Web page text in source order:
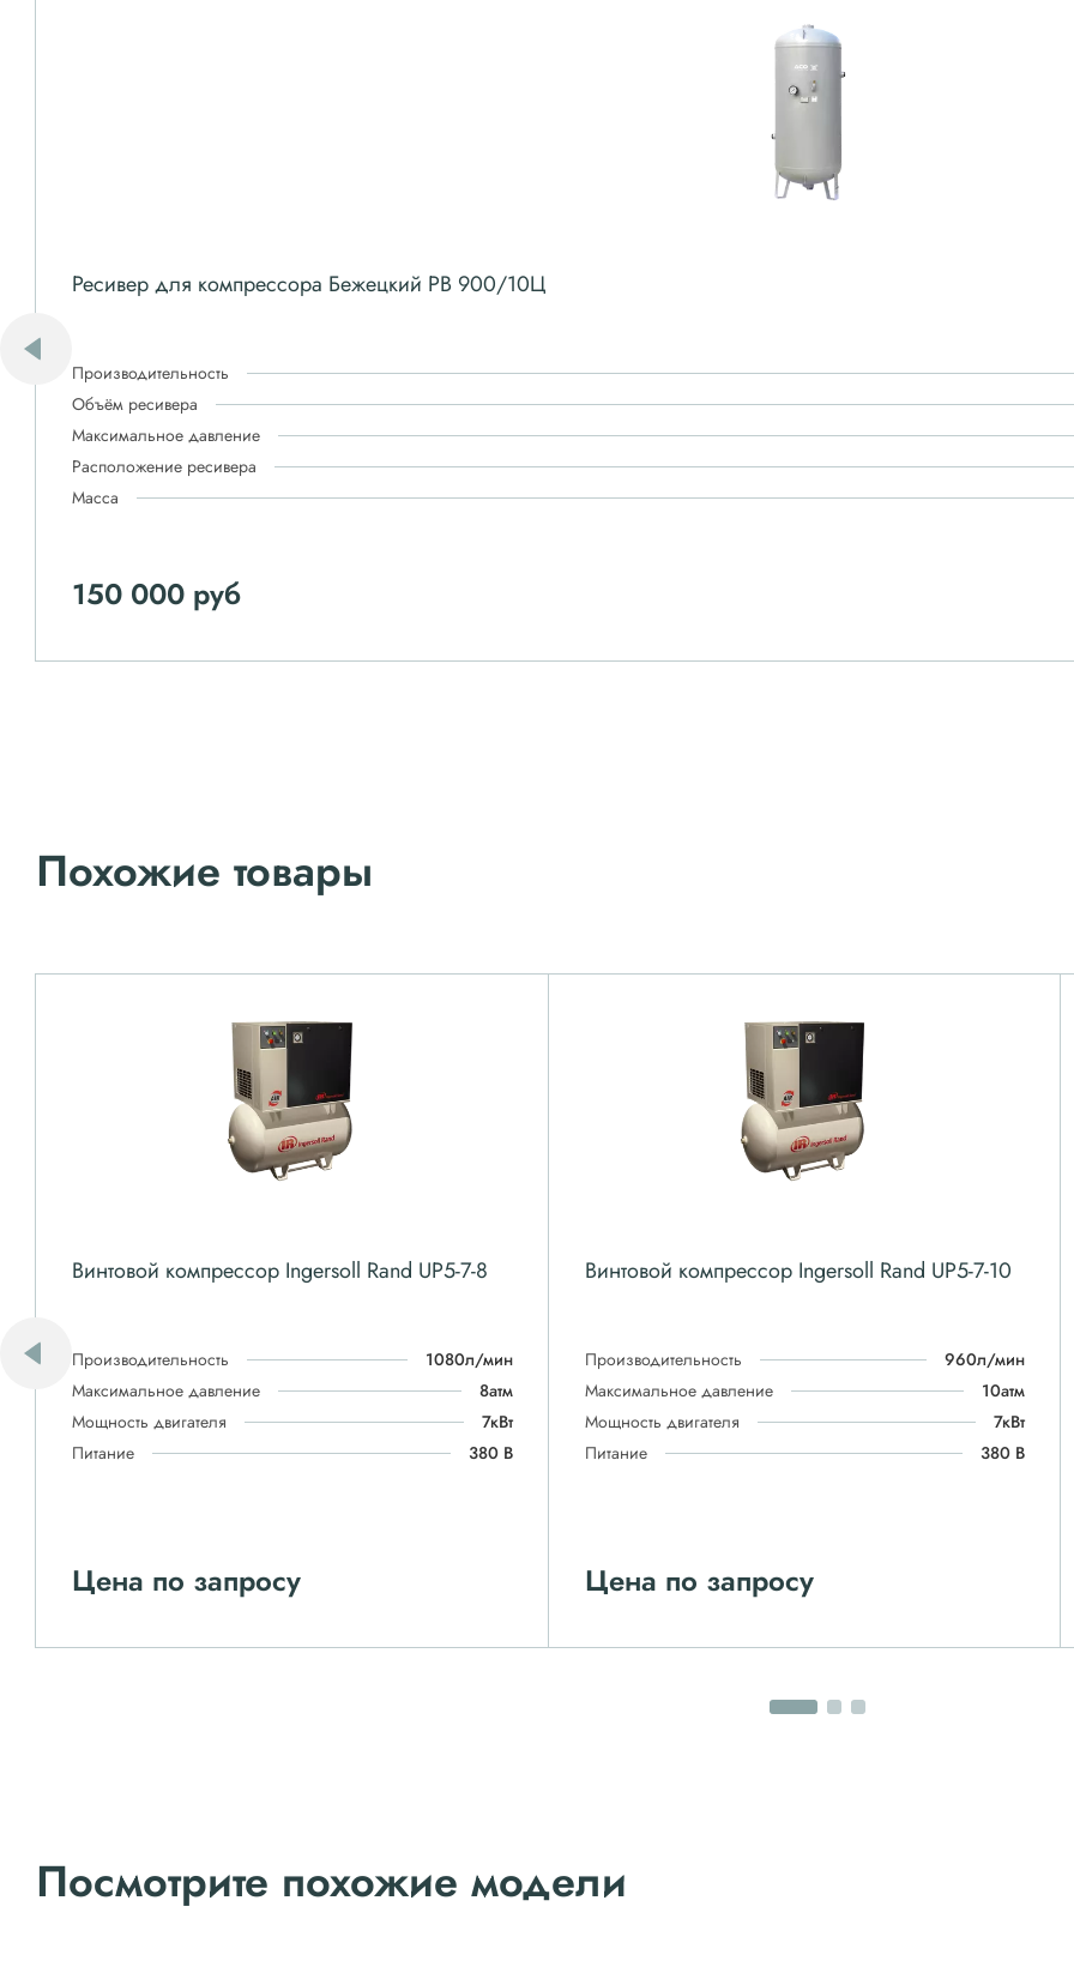
Ресивер для компрессора Бежецкий РВ 900/10Ц
Производительность
Объём ресивера
Максимальное давление
Расположение ресивера
Масса
150 000 руб
Похожие товары
Винтовой компрессор Ingersoll Rand UP5-7-8
Производительность
1080л/мин
Максимальное давление
8атм
Мощность двигателя
7кВт
Питание
380 В
Цена по запросу
Винтовой компрессор Ingersoll Rand UP5-7-10
Производительность
960л/мин
Максимальное давление
10атм
Мощность двигателя
7кВт
Питание
380 В
Цена по запросу
Посмотрите похожие модели